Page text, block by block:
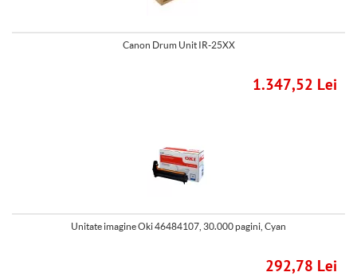
Canon Drum Unit IR-25XX
1.347,52 Lei
Unitate imagine Oki 46484107, 30.000 pagini, Cyan
292,78 Lei